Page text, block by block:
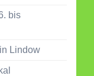
bis
Lindow